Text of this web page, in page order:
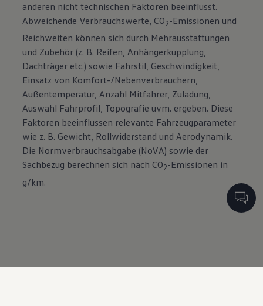
anderen nicht technischen Faktoren beeinflusst.
Abweichende Verbrauchswerte, CO2-Emissionen und
Reichweiten können sich durch Mehrausstattungen
und Zubehör (z. B. Reifen, Anhängerkupplung,
Dachträger etc.) sowie Fahrstil, Geschwindigkeit,
Einsatz von Komfort-/Nebenverbrauchern,
Außentemperatur, Anzahl Mitfahrer, Zuladung,
Auswahl Fahrprofil, Topografie uvm. ergeben. Diese
Faktoren beeinflussen relevante Fahrzeugparameter
wie z. B. Gewicht, Rollwiderstand und Aerodynamik.
Die Normverbrauchsabgabe (NoVA) sowie der
Sachbezug berechnen sich nach CO2-Emissionen in
g/km.